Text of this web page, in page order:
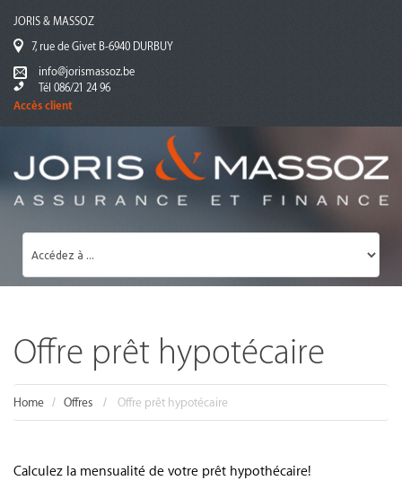
JORIS & MASSOZ
7, rue de Givet B-6940 DURBUY
info@jorismassoz.be
Tél 086/21 24 96
Accès client
Offre prêt hypotécaire
Home Offres Offre prêt hypotécaire
Calculez la mensualité de votre prêt hypothécaire!